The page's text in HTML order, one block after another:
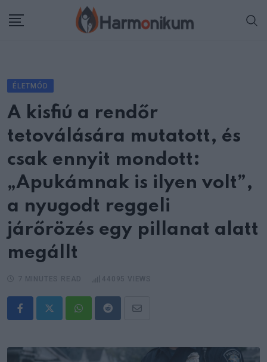
ÉLETMÓD
A kisfiú a rendőr
tetoválására mutatott, és
csak ennyit mondott:
„Apukámnak is ilyen volt”,
a nyugodt reggeli
járőrözés egy pillanat alatt
megállt
WhatsappRedditShare
Email